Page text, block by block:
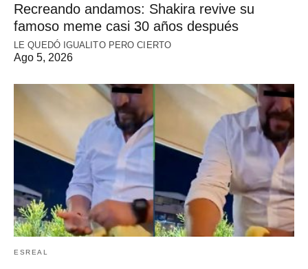
Recreando andamos: Shakira revive su
famoso meme casi 30 años después
LE QUEDÓ IGUALITO PERO CIERTO
Ago 5, 2026
ESREAL